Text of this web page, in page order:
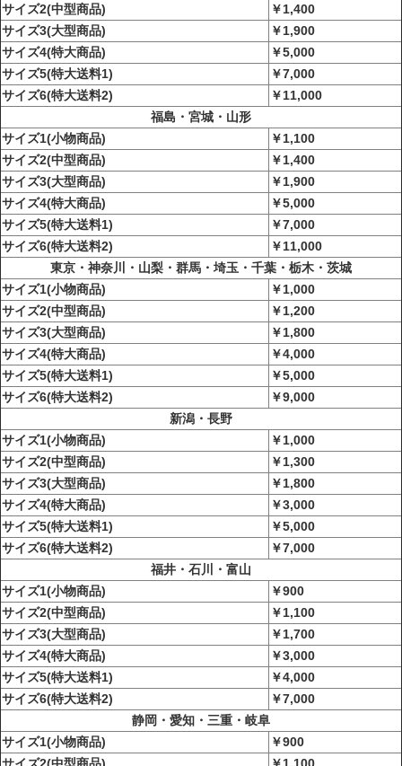
サイズ2(中型商品)
￥1,400
サイズ3(大型商品)
￥1,900
サイズ4(特大商品)
￥5,000
サイズ5(特大送料1)
￥7,000
サイズ6(特大送料2)
￥11,000
福島・宮城・山形
サイズ1(小物商品)
￥1,100
サイズ2(中型商品)
￥1,400
サイズ3(大型商品)
￥1,900
サイズ4(特大商品)
￥5,000
サイズ5(特大送料1)
￥7,000
サイズ6(特大送料2)
￥11,000
東京・神奈川・山梨・群馬・埼玉・千葉・栃木・茨城
サイズ1(小物商品)
￥1,000
サイズ2(中型商品)
￥1,200
サイズ3(大型商品)
￥1,800
サイズ4(特大商品)
￥4,000
サイズ5(特大送料1)
￥5,000
サイズ6(特大送料2)
￥9,000
新潟・長野
サイズ1(小物商品)
￥1,000
サイズ2(中型商品)
￥1,300
サイズ3(大型商品)
￥1,800
サイズ4(特大商品)
￥3,000
サイズ5(特大送料1)
￥5,000
サイズ6(特大送料2)
￥7,000
福井・石川・富山
サイズ1(小物商品)
￥900
サイズ2(中型商品)
￥1,100
サイズ3(大型商品)
￥1,700
サイズ4(特大商品)
￥3,000
サイズ5(特大送料1)
￥4,000
サイズ6(特大送料2)
￥7,000
静岡・愛知・三重・岐阜
サイズ1(小物商品)
￥900
サイズ2(中型商品)
￥1,100